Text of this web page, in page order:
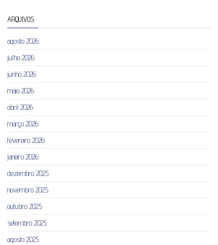
ARQUIVOS
agosto 2026
julho 2026
junho 2026
maio 2026
abril 2026
março 2026
fevereiro 2026
janeiro 2026
dezembro 2025
novembro 2025
outubro 2025
setembro 2025
agosto 2025